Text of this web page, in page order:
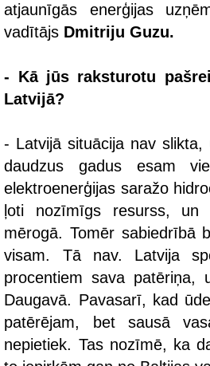
atjaunīgās enerģijas
vadītājs Dmitriju Guzu.
- Kā jūs raksturotu
Latvijā?
- Latvijā situācija nav
daudzus gadus esam
elektroenerģijas saražo
ļoti nozīmīgs resurss, un
mērogā. Tomēr sabiedrībā
visam. Tā nav. Latvija
procentiem sava
Daugavā. Pavasarī, kad
patērējam, bet sausā
nepietiek. Tas nozīmē, ka